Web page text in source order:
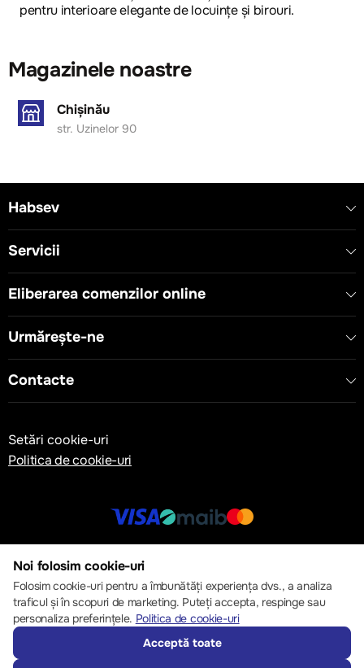
pentru interioare elegante de locuințe și birouri.
Magazinele noastre
Chișinău
str. Uzinelor 90
Habsev
Servicii
Eliberarea comenzilor online
Urmărește-ne
Contacte
Setări cookie-uri
Politica de cookie-uri
© 2013 – 2026 ECOM
Noi folosim cookie-uri
Folosim cookie-uri pentru a îmbunătăți experiența dvs., a analiza
traficul și în scopuri de marketing. Puteți accepta, respinge sau
personaliza preferințele. Politica de cookie-uri
Acceptă toate